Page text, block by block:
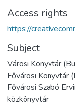
Access rights
https://
Subject
Városi Könyvtár
Fővárosi Könyvtár
Fővárosi Szabó
közkönyvtár